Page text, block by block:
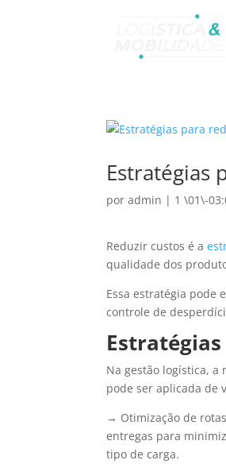
Estratégias
poradmin | 1 \01\-
Reduzir custos é a
qualidade dos
Essa estratégia pode
controle de
Na gestão logística,
pode ser aplicada de
→ Otimização de
entregas para
tipo de carga.